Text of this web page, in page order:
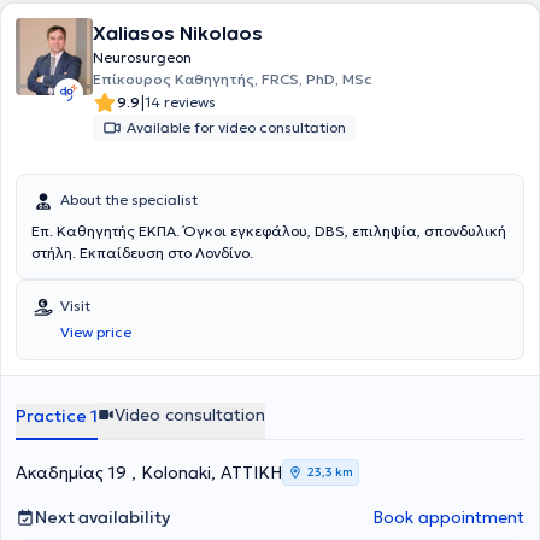
Xaliasos Nikolaos
Neurosurgeon
Επίκουρος Καθηγητής, FRCS, PhD, MSc
9.9|14 reviews
Available for video consultation
About the specialist
Επ. Καθηγητής ΕΚΠΑ. Όγκοι εγκεφάλου, DBS, επιληψία, σπονδυλική
στήλη. Εκπαίδευση στο Λονδίνο.
Visit
View price
Practice 1 Video consultation
Ακαδημίας 19 , Kolonaki, ΑΤΤΙΚΗ 23,3 km
Next availability Book appointment